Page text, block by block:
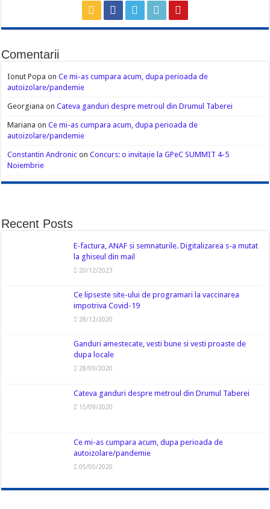
Comentarii
Ionut Popa onCe mi-as cumpara acum, dupa perioada de
autoizolare/pandemie
Georgiana onCateva ganduri despre metroul din Drumul Taberei
Mariana onCe mi-as cumpara acum, dupa perioada de
autoizolare/pandemie
Constantin Andronic onConcurs: o invitație la GPeC SUMMIT 4-5
Noiembrie
Recent Posts
E-factura, ANAF si semnaturile. Digitalizarea s-a mutat
la ghiseul din mail
20/12/2023
Ce lipseste site-ului de programari la vaccinarea
impotriva Covid-19
28/12/2020
Ganduri amestecate, vesti bune si vesti proaste de
dupa locale
28/09/2020
Cateva ganduri despre metroul din Drumul Taberei
15/09/2020
Ce mi-as cumpara acum, dupa perioada de
autoizolare/pandemie
05/05/2020